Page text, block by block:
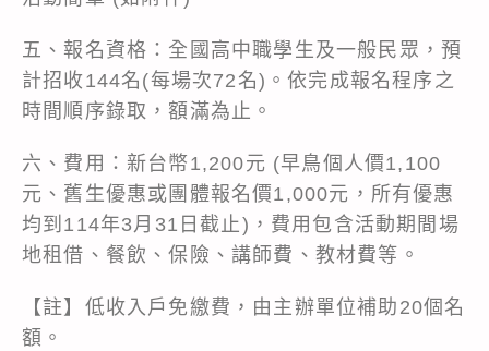
五、報名資格：全國高中職學生及一般民眾，預
計招收144名(每場次72名)。依完成報名程序之
時間順序錄取，額滿為止。
六、費用：新台幣1,200元 (早鳥個人價1,100
元、舊生優惠或團體報名價1,000元，所有優惠
均到114年3月31日截止)，費用包含活動期間場
地租借、餐飲、保險、講師費、教材費等。
【註】低收入戶免繳費，由主辦單位補助20個名
額。